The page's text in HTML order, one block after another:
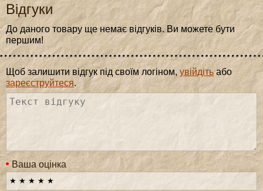
Відгуки
До даного товару ще немає відгуків. Ви можете бути
першим!
Щоб залишити відгук під своїм логіном, увійдітьабо
зареєструйтеся.
Ваша оцінка